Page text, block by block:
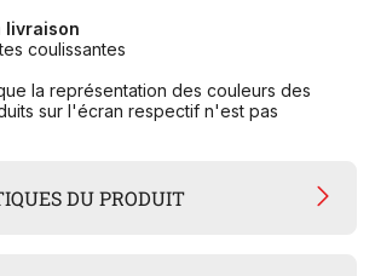
livraison
coulissantes
la représentation des couleurs des
sur l'écran respectif n'est pas
DU PRODUIT